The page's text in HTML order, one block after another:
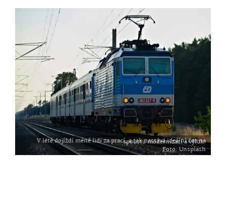
V létě dojíždí méně lidí za prací, a tak nastává ideální čas na spoustu modernizací a výluk.
Foto: Unsplash